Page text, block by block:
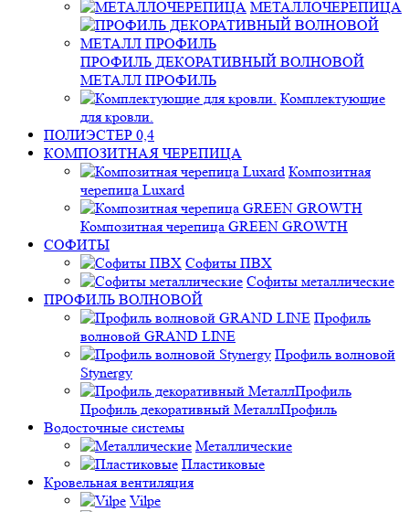
МЕТАЛЛОЧЕРЕПИЦА
ПРОФИЛЬ ДЕКОРАТИВНЫЙ ВОЛНОВОЙ
МЕТАЛЛ ПРОФИЛЬ
Комплектующие
для кровли.
ПОЛИЭСТЕР 0,4
КОМПОЗИТНАЯ ЧЕРЕПИЦА
Композитная
черепица Luxard
Композитная черепица GREEN GROWTH
СОФИТЫ
Софиты ПВХ
Софиты металлические
ПРОФИЛЬ ВОЛНОВОЙ
Профиль
волновой GRAND LINE
Профиль волновой
Stynergy
Профиль декоративный МеталлПрофиль
Водосточные системы
Металлические
Пластиковые
Кровельная вентиляция
Vilpe